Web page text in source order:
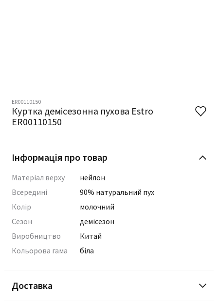
ER00110150
Куртка демісезонна пухова Estro
ER00110150
Інформація про товар
Матеріал верху
нейлон
Всередині
90% натуральний пух
Колір
молочний
Сезон
демісезон
Виробництво
Китай
Кольорова гама
біла
Доставка